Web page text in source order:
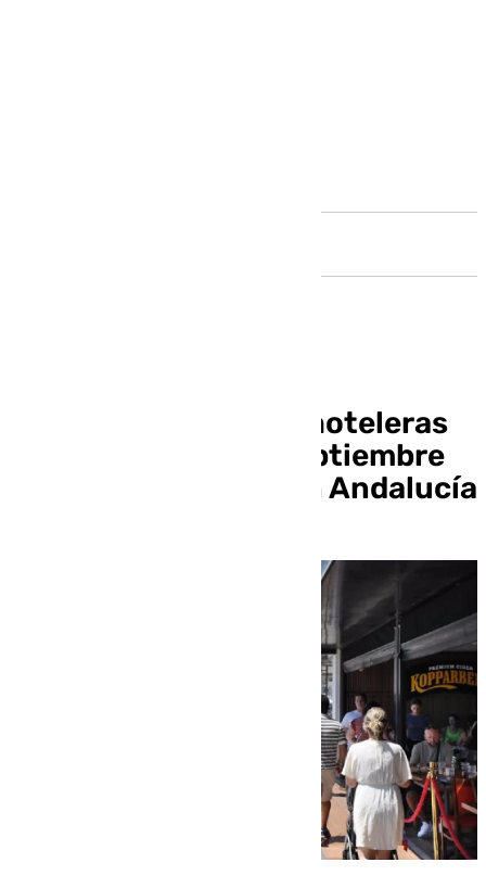
Las pernoctaciones hoteleras
durante el mes de septiembre
aumentan un 1,4% en Andalucía